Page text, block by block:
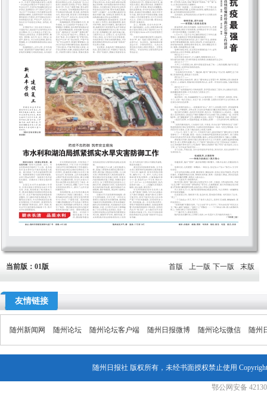
当前版：01版 首版 上一版 下一版 末版
友情链接
随州新闻网 随州论坛 随州论坛客户端 随州日报微博 随州论坛微信 随州
随州日报社 版权所有，未经书面授权禁止使用
鄂公网安备